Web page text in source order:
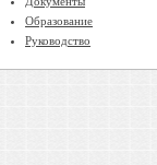
Образование
Руководство